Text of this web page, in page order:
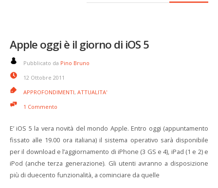
Apple oggi è il giorno di iOS 5
Pubblicato da Pino Bruno
12 Ottobre 2011
APPROFONDIMENTI, ATTUALITA'
1 Commento
E’ iOS 5 la vera novità del mondo Apple. Entro oggi (appuntamento
fissato alle 19.00 ora italiana) il sistema operativo sarà disponibile
per il download e l’aggiornamento di iPhone (3 GS e 4), iPad (1 e 2) e
iPod (anche terza generazione). Gli utenti avranno a disposizione
più di duecento funzionalità, a cominciare da quelle